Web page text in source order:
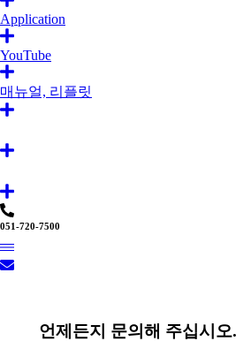
Application
YouTube
매뉴얼, 리플릿
051-720-7500
언제든지 문의해 주십시오.